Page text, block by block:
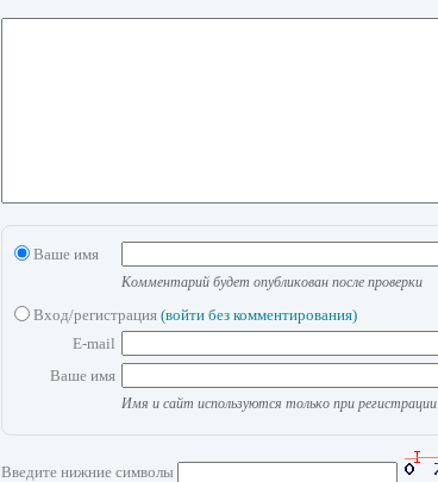
Ваше имя
Комментарий будет опубликован после проверки
Вход/регистрация (войти без комментирования)
E-mail
Ваше имя
Имя и сайт используются только при регистрации
Введите нижние символы